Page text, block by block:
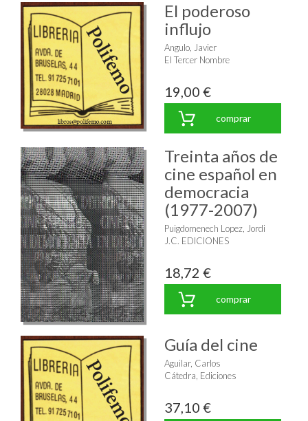
El poderoso
influjo
Angulo, Javier
El Tercer Nombre
19,00 €
comprar
Treinta años de
cine español en
democracia
(1977-2007)
Puigdomenech Lopez, Jordi
J.C. EDICIONES
18,72 €
comprar
Guía del cine
Aguilar, Carlos
Cátedra, Ediciones
37,10 €